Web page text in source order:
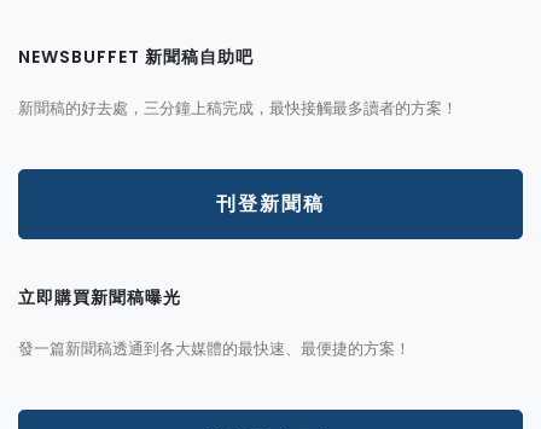
NEWSBUFFET 新聞稿自助吧
新聞稿的好去處，三分鐘上稿完成，最快接觸最多讀者的方案！
刊登新聞稿
立即購買新聞稿曝光
發一篇新聞稿透通到各大媒體的最快速、最便捷的方案！